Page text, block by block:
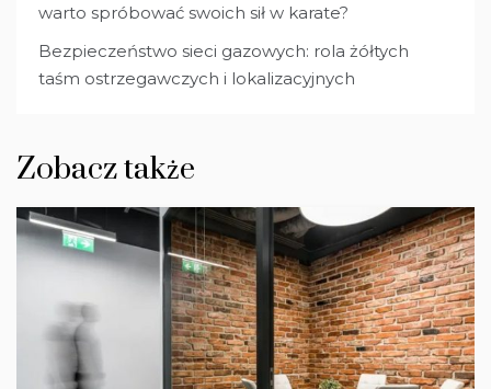
warto spróbować swoich sił w karate?
Bezpieczeństwo sieci gazowych: rola żółtych
taśm ostrzegawczych i lokalizacyjnych
Zobacz także